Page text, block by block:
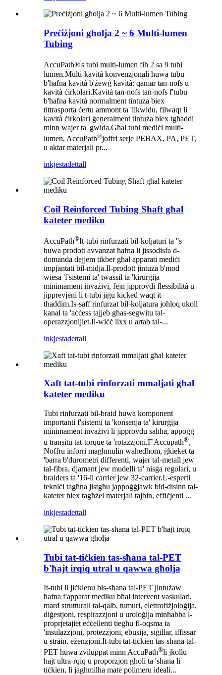
Preċiżjoni għolja 2 ~ 6 Multi-lumen
Tubing
AccuPath®'s tubi multi-lumen fih 2 sa 9 tubi
lumen.Multi-kavità konvenzjonali huwa tubu
b'ħafna kavità b'żewġ kavità: qamar tan-nofs u
kavità ċirkolari.Kavità tan-nofs tan-nofs f'tubu
b'ħafna kavità normalment tintuża biex
tittrasporta ċertu ammont ta 'likwidu, filwaqt li
kavità ċirkolari ġeneralment tintuża biex tgħaddi
minn wajer ta' gwida.Għal tubi mediċi multi-
lumen, AccuPath®joffri serje PEBAX, PA, PET,
u aktar materjali pr...
inkjestadettall
Coil Reinforced Tubing Shaft għal
kateter mediku
AccuPath®It-tubi rinfurzati bil-koljaturi ta ''s
huwa prodott avvanzat ħafna li jissodisfa d-
domanda dejjem tikber għal apparati mediċi
impjantati bil-midja.Il-prodott jintuża b'mod
wiesa 'f'sistemi ta' twassil ta 'kirurġija
minimament invażivi, fejn jipprovdi flessibilità u
jipprevjeni li t-tubi jiġu kicked waqt it-
tħaddim.Is-saff rinfurzat bil-koljatura joħloq ukoll
kanal ta 'aċċess tajjeb għas-segwitu tal-
operazzjonijiet.Il-wiċċ lixx u artab tal-...
inkjestadettall
Xaft tat-tubi rinforzati mmaljati għal
kateter mediku
Tubi rinfurzati bil-braid huwa komponent
importanti f'sistemi ta 'konsenja ta' kirurġija
minimament invażivi li jipprovdu saħħa, appoġġ
u transitu tat-torque ta 'rotazzjoni.F'Accupath®,
Noffru inforri magħmulin waħedhom, ġkieket ta
'barra b'durometri differenti, wajer tal-metall jew
tal-fibra, djamant jew mudelli ta' nisġa regolari, u
braiders ta '16-il carrier jew 32-carrier.L-esperti
tekniċi tagħna jistgħu jappoġġjawk bid-disinn tal-
kateter biex tagħżel materjali tajbin, effiċjenti ...
inkjestadettall
Tubi tat-tiċkien tas-sħana tal-PET
b'ħajt irqiq utral u qawwa għolja
It-tubi li jiċkienu bis-sħana tal-PET jintużaw
ħafna f'apparat mediku bħal intervent vaskulari,
mard strutturali tal-qalb, tumuri, elettrofiżjoloġija,
diġestjoni, respirazzjoni u uroloġija minħabba l-
proprjetajiet eċċellenti tiegħu fl-oqsma ta
'insulazzjoni, protezzjoni, ebusija, siġillar, iffissar
u strain. eżenzjoni.It-tubi tat-tiċkien tas-sħana tal-
PET huwa żviluppat minn AccuPath®li jkollu
ħajt ultra-rqiq u proporzjon għoli ta 'sħana li
tiċkien, li jagħmilha mate polimeru ideali...